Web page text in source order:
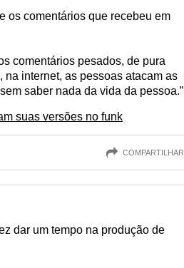
os comentários que recebeu em
comentários pesados, de pura
na internet, as pessoas atacam as
saber nada da vida da pessoa.”
suas versões no funk
COMPARTILHAR
dar um tempo na produção de